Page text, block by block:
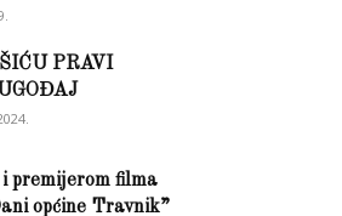
PRAVI
i premijerom filma
općine Travnik”